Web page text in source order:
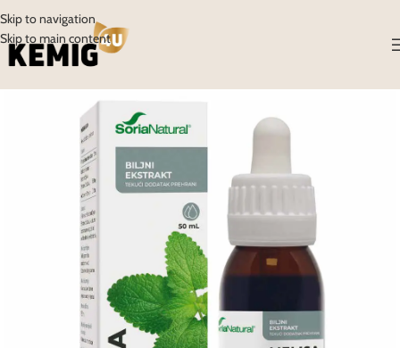
Skip to navigation
Skip to main content